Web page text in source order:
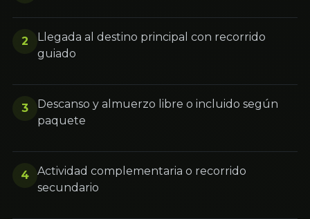
2
Llegada al destino principal con recorrido
guiado
3
Descanso y almuerzo libre o incluido según
paquete
4
Actividad complementaria o recorrido
secundario